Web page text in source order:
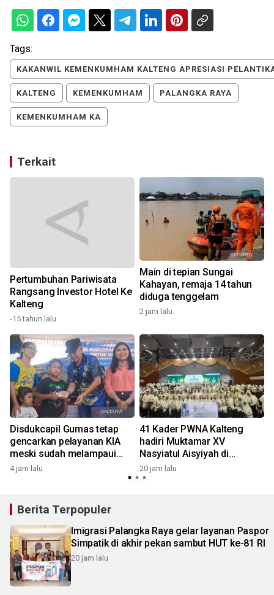
Tags:
KAKANWIL KEMENKUMHAM KALTENG APRESIASI
KALTENG KEMENKUMHAM PALANGKA RAYA
KEMENKUMHAM KA
Terkait
Pertumbuhan Pariwisata
Rangsang Investor Hotel Ke
Kalteng
-15 tahun lalu
Main di tepian Sungai
Kahayan, remaja 14 tahun
diduga tenggelam
2 jam lalu
Disdukcapil Gumas tetap
gencarkan pelayanan KIA
meski sudah melampaui
target
4 jam lalu
41 Kader PWNA Kalteng
hadiri Muktamar XV
Nasyiatul Aisyiyah di
Surakarta
20 jam lalu
Berita Terpopuler
Imigrasi Palangka Raya gelar layanan Paspor
Simpatik di akhir pekan sambut HUT ke-81 RI
20 jam lalu